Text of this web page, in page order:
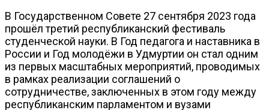
В Государственном Совете 27 сентября 2023 года
прошёл третий республиканский фестиваль
студенческой науки. В Год педагога и наставника в
России и Год молодёжи в Удмуртии он стал одним
из первых масштабных мероприятий, проводимых
в рамках реализации соглашений о
сотрудничестве, заключенных в этом году между
республиканским парламентом и вузами